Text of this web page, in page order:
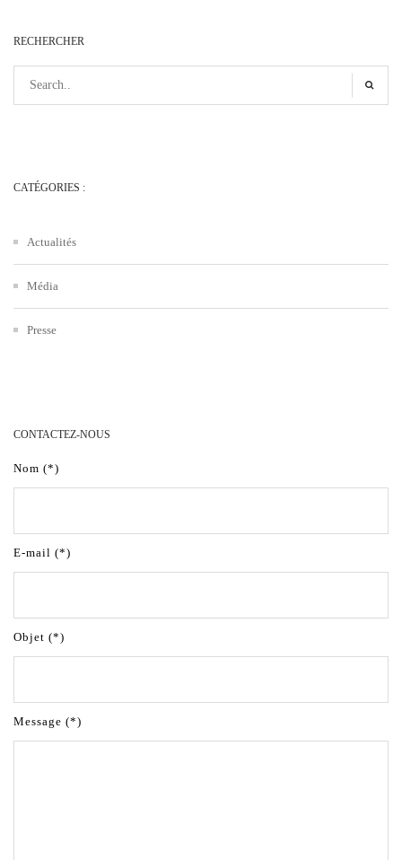
RECHERCHER
CATÉGORIES :
Actualités
Média
Presse
CONTACTEZ-NOUS
Nom (*)
E-mail (*)
Objet (*)
Message (*)